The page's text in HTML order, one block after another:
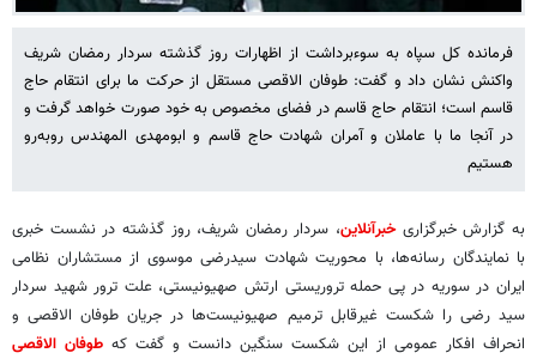
فرمانده کل سپاه به سوءبرداشت از اظهارات روز گذشته سردار رمضان شریف
واکنش نشان داد و گفت: طوفان الاقصی مستقل از حرکت ما برای انتقام حاج
قاسم است؛ انتقام حاج قاسم در فضای مخصوص به خود صورت خواهد گرفت و
در آنجا ما با عاملان و آمران شهادت حاج قاسم و ابومهدی المهندس روبه‌رو
هستیم
به گزارش خبرگزاریخبرآنلاین، سردار رمضان شریف، روز گذشته در نشست خبری
با نمایندگان رسانه‌ها، با محوریت شهادت سیدرضی موسوی از مستشاران نظامی
ایران در سوریه در پی حمله تروریستی ارتش صهیونیستی، علت ترور شهید سردار
سید رضی را شکست غیرقابل ترمیم صهیونیست‌ها در جریان طوفان الاقصی و
انحراف افکار عمومی از این شکست سنگین دانست و گفت که طوفان الاقصی